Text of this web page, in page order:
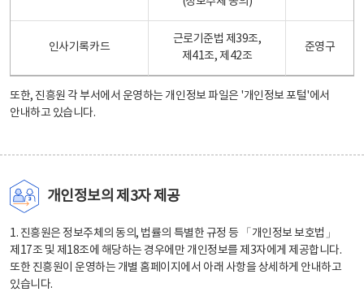
인사기록카드
근로기준법 제39조,
제41조, 제42조
준영구
또한, 진흥원 각 부서에서 운영하는 개인정보 파일은 '개인정보 포털'에서
안내하고 있습니다.
개인정보의 제3자 제공
1. 진흥원은 정보주체의 동의, 법률의 특별한 규정 등 「개인정보 보호법」
제17조 및 제18조에 해당하는 경우에만 개인정보를 제3자에게 제공합니다.
또한 진흥원이 운영하는 개별 홈페이지에서 아래 사항을 상세하게 안내하고
있습니다.